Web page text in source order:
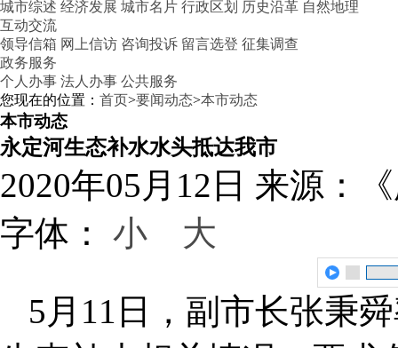
城市综述 经济发展 城市名片 行政区划 历史沿革 自然地理
互动交流
领导信箱 网上信访 咨询投诉 留言选登 征集调查
政务服务
个人办事 法人办事 公共服务
您现在的位置： 首页>要闻动态>本市动态
本市动态
永定河生态补水水头抵达我市
2020年05月12日 来源：
字体： 小 大
5月11日，副市长张秉